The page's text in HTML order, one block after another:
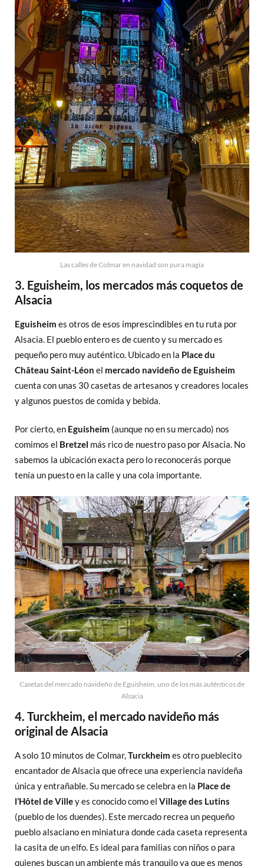
Las calles de Colmar en navidad son pura magia
3. Eguisheim, los mercados más coquetos de
Alsacia
Eguisheim es otros de esos imprescindibles en tu ruta por
Alsacia. El pueblo entero es de cuento y su mercado es
pequeño pero muy auténtico. Ubicado en la Place du
Château Saint-Léon el mercado navideño de Eguisheim
cuenta con unas 30 casetas de artesanos y creadores locales
y algunos puestos de comida y bebida.
Por cierto, en Eguisheim (aunque no en su mercado) nos
comimos el Bretzel más rico de nuestro paso por Alsacia. No
sabemos la ubicación exacta pero lo reconocerás porque
tenía un puesto en la calle y una cola importante.
Casetas del mercado navideño de Eguisheim, uno de los más auténticos de
Alsacia
4. Turckheim, el mercado navideño más
original de Alsacia
A solo 10 minutos de Colmar,Turckheim es otro pueblecito
encantador de Alsacia que ofrece una experiencia navideña
única y entrañable. Su mercado se celebra en la Place de
l’Hôtel de Villey es conocido como el Village des Lutins
(pueblo de los duendes). Este mercado recrea un pequeño
pueblo alsaciano en miniatura donde cada caseta representa
la casita de un elfo. Es ideal para familias con niños o para
quienes buscan un ambiente más tranquilo ya que es menos